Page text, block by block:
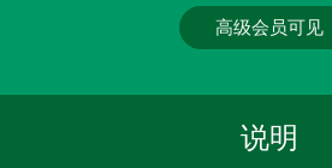
高级会员可见
说明